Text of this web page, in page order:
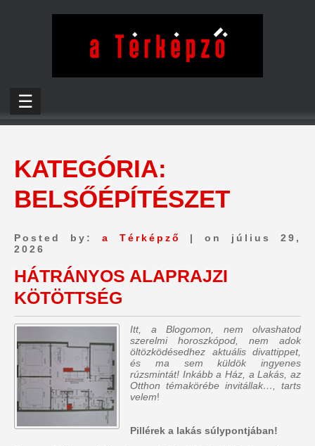
☰
KATEGÓRIA:
BELSŐÉPÍTÉSZET
Posted by: a Térképző
| on július 29,
2026
HÁTRÁNYOS ALAPRAJZI
KÖTÖTTSÉG
Itt, a Blogomon, nem olvashatod
szerelmi horoszkópod, nem adok
öltözködésedhez aktuális divattippet,
és ma sem küldök ingyenes
rúzsmintát! Inkább a Ház, a Lakás, az
Otthon témakörébe invitállak…, tarts
velem!
Pillérek a lakás súlypontjában!